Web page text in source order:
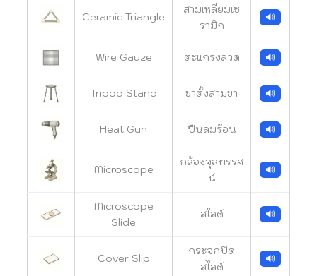
Ceramic Triangle
สามเหลี่ยมเซ
รามิก
🔊
Wire Gauze ตะแกรงลวด 🔊
Tripod Stand ขาตั้งสามขา 🔊
Heat Gun ปืนลมร้อน 🔊
Microscope
กล้องจุลทรรศ
น์
🔊
Microscope
Slide
สไลด์ 🔊
Cover Slip
กระจกปิด
สไลด์
🔊